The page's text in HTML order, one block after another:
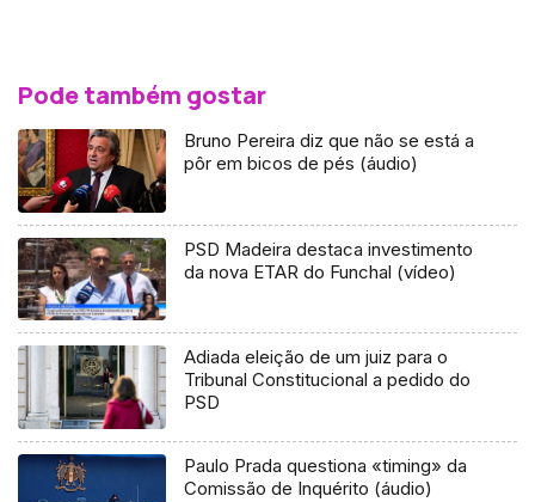
Pode também gostar
Bruno Pereira diz que não se está a
pôr em bicos de pés (áudio)
PSD Madeira destaca investimento
da nova ETAR do Funchal (vídeo)
Adiada eleição de um juiz para o
Tribunal Constitucional a pedido do
PSD
Paulo Prada questiona «timing» da
Comissão de Inquérito (áudio)